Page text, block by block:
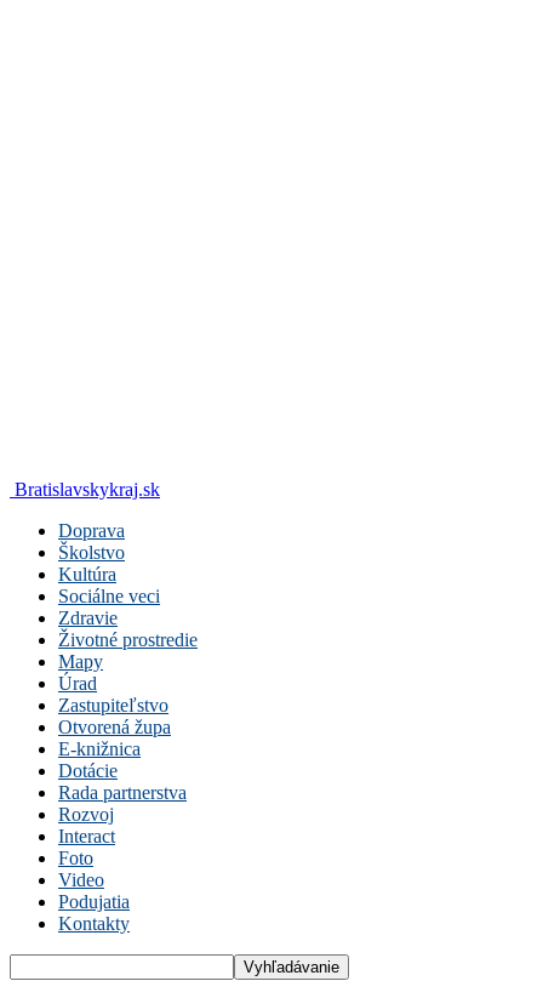
Bratislavskykraj.sk
Doprava
Školstvo
Kultúra
Sociálne veci
Zdravie
Životné prostredie
Mapy
Úrad
Zastupiteľstvo
Otvorená župa
E-knižnica
Dotácie
Rada partnerstva
Rozvoj
Interact
Foto
Video
Podujatia
Kontakty